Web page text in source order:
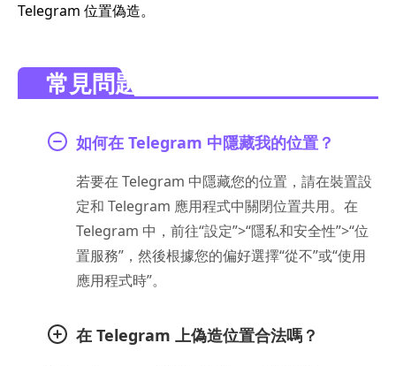
Telegram 位置偽造。
常見問題。
如何在 Telegram 中隱藏我的位置？
若要在 Telegram 中隱藏您的位置，請在裝置設
定和 Telegram 應用程式中關閉位置共用。在
Telegram 中，前往“設定”>“隱私和安全性”>“位
置服務”，然後根據您的偏好選擇“從不”或“使用
應用程式時”。
在 Telegram 上偽造位置合法嗎？